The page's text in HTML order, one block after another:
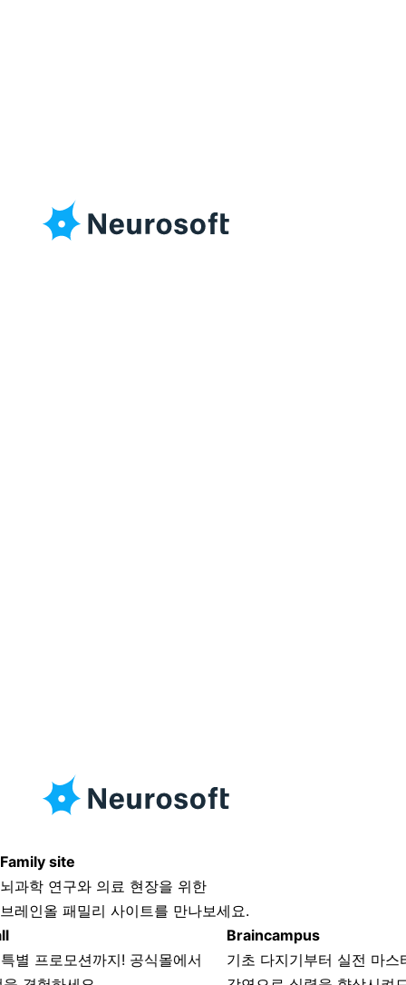
Family site
뇌과학 연구와 의료 현장을 위한
브레인올 패밀리 사이트를 만나보세요.
서
기초 다지기부터 실전 마스터까지! 국내외
혁신